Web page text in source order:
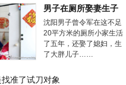
男子在厕所娶妻生子
沈阳男子曾令军在这不足
20平方米的厕所小家生活
了五年，还娶了媳妇，生
了大胖儿子……
准了试刀对象